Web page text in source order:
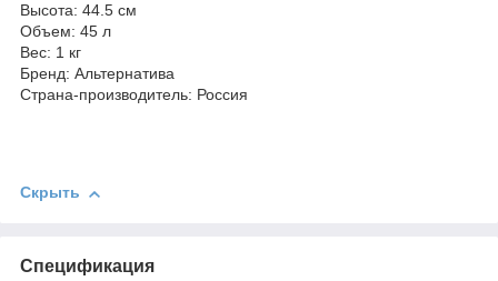
Высота: 44.5 см
Объем: 45 л
Вес: 1 кг
Бренд: Альтернатива
Страна-производитель: Россия
Скрыть
Спецификация